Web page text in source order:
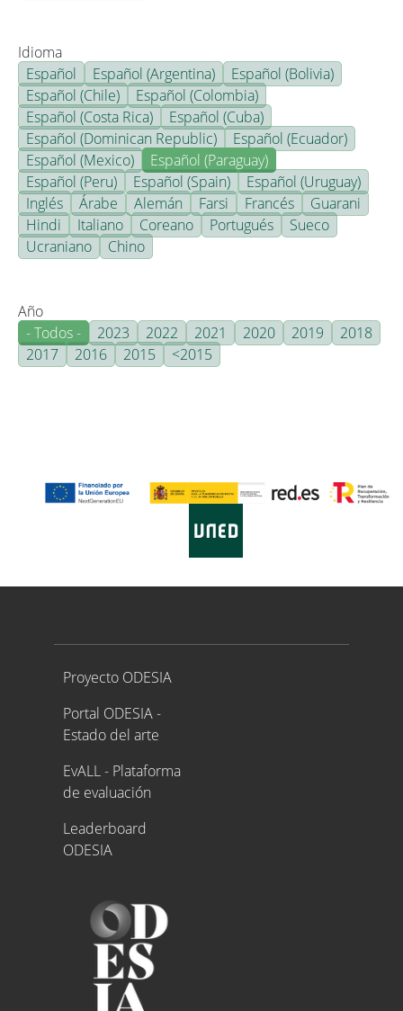
Idioma
Español
Español (Argentina)
Español (Bolivia)
Español (Chile)
Español (Colombia)
Español (Costa Rica)
Español (Cuba)
Español (Dominican Republic)
Español (Ecuador)
Español (Mexico)
Español (Paraguay)
Español (Peru)
Español (Spain)
Español (Uruguay)
Inglés
Árabe Alemán Farsi Francés
Guarani
Hindi
Italiano Coreano Portugués
Sueco
Ucraniano
Chino
Año
- Todos -
2023 2022 2021 2020 2019
2018
2017
2016 2015 <2015
Proyecto ODESIA
Proyecto ODESIA
Portal ODESIA -
Estado del arte
EvALL - Plataforma
de evaluación
Leaderboard
ODESIA